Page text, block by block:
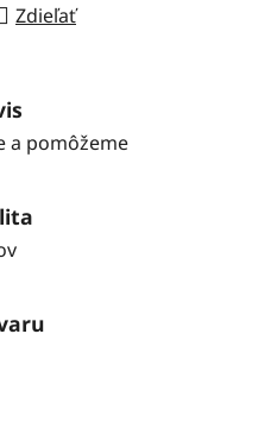
Zdieľať
a pomôžeme